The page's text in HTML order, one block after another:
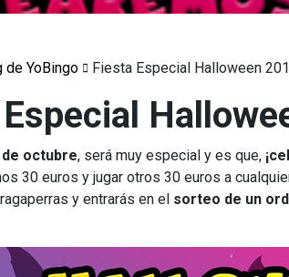
de YoBingo Fiesta Especial Halloween
de octubre, será muy especial y es que,
30 euros y jugar otros 30 euros a
y entrarás en el sorteo de un